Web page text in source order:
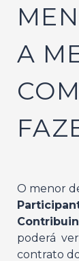
A
O menor
poderá
contrato